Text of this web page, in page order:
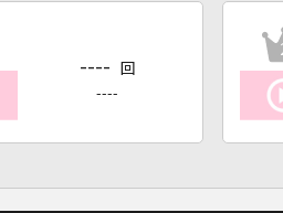
---- 回
----